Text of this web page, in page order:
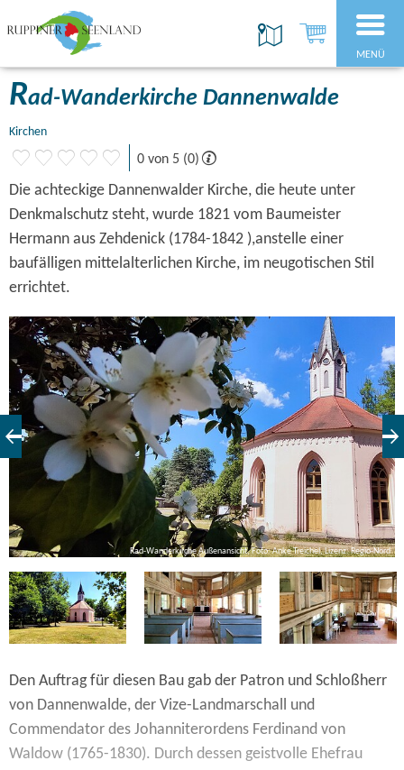
MENÜ
Rad-Wanderkirche Dannenwalde
Kirchen
0 von 5 (0)
Die achteckige Dannenwalder Kirche, die heute unter
Denkmalschutz steht, wurde 1821 vom Baumeister
Hermann aus Zehdenick (1784-1842 ),anstelle einer
baufälligen mittelalterlichen Kirche, im neugotischen Stil
errichtet.
Rad-Wanderkirche Außenansicht, Foto: Anke Treichel, Lizenz: Regio-Nord
Den Auftrag für diesen Bau gab der Patron und Schloßherr
von Dannenwalde, der Vize-Landmarschall und
Commendator des Johanniterordens Ferdinand von
Waldow (1765-1830). Durch dessen geistvolle Ehefrau